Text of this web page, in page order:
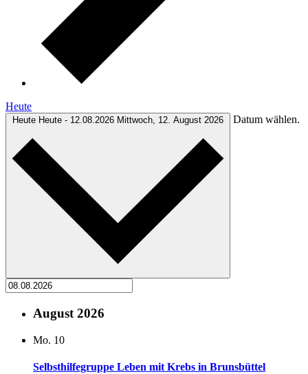
Heute
Heute Heute - 12.08.2026 Mittwoch, 12. August 2026 Datum wählen.
August 2026
Mo. 10
Selbsthilfegruppe Leben mit Krebs in Brunsbüttel